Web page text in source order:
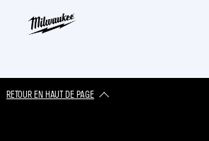
RETOUR EN HAUT DE PAGE​